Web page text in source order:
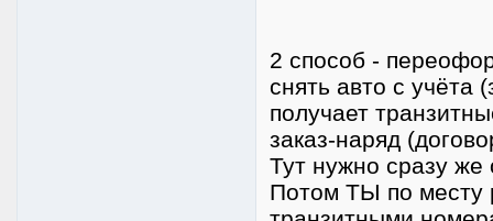
2 способ -
снять авто с учёта
получает
заказ-наряд
Тут нужно сразу же
Потом ТЫ по месту